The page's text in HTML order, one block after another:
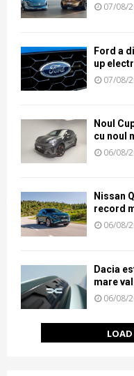
07/08/
Ford a
up
07/08/
Noul
cu noul
06/08/
Nissan
record
06/08/
Dacia
mare
06/08/